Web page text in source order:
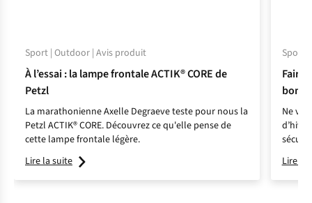
Sport | Outdoor | Avis produit
À l’essai : la lampe frontale ACTIK® CORE de
Petzl
La marathonienne Axelle Degraeve teste pour nous la
Petzl ACTIK® CORE. Découvrez ce qu'elle pense de
cette lampe frontale légère.
Lire la suite
Sport
Faire
Ne
Petzl !
Lire la